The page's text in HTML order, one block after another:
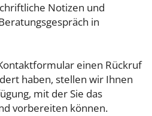
Notizen und
in
einen Rückruf
haben, stellen wir Ihnen
mit der Sie das
vorbereiten können.